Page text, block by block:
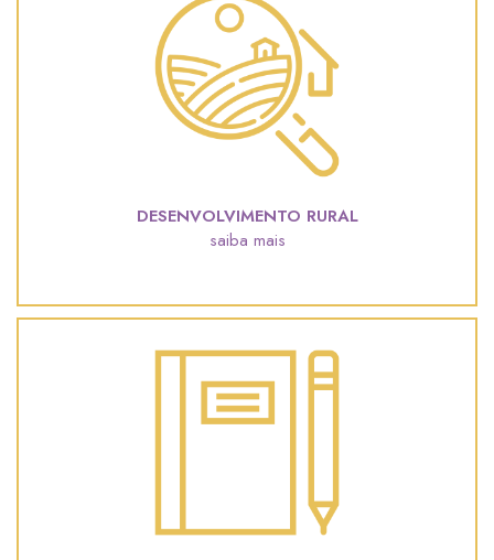
DESENVOLVIMENTO RURAL
saiba mais